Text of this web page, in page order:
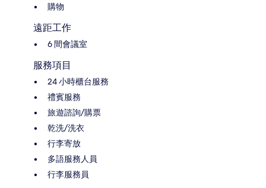
購物
遠距工作
6 間會議室
服務項目
24 小時櫃台服務
禮賓服務
旅遊諮詢/購票
乾洗/洗衣
行李寄放
多語服務人員
行李服務員